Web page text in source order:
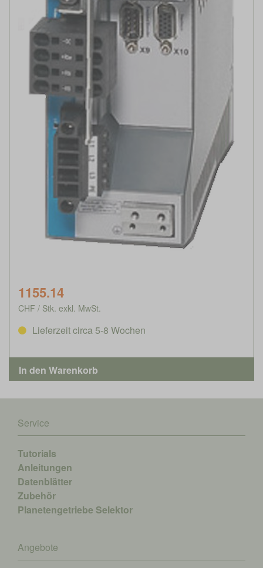
1155.14
CHF / Stk. exkl. MwSt.
Lieferzeit circa 5-8 Wochen
Service
Tutorials
Anleitungen
Datenblätter
Zubehör
Planetengetriebe Selektor
Angebote